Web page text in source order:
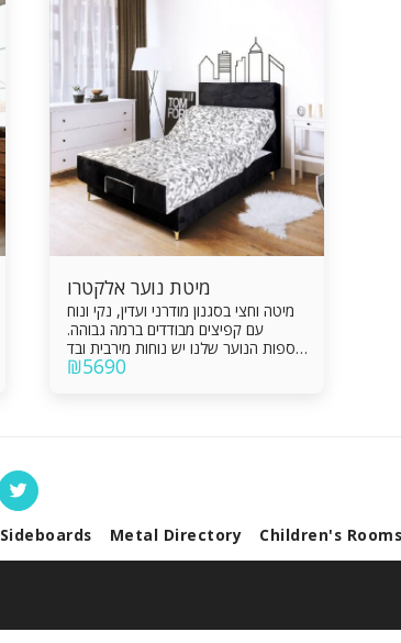
מיטת נוער אלקטרו
מיטה וחצי בסגנון מודרני ועדין, נקי ונוח
עם קפיצים מבודדים ברמה גבוהה.
לספות הנוער שלנו יש נוחות מירבית ובד
נעים. ראש המיטה ניתן לשינוי גובה.
₪5690
Sideboards Metal Directory Children's Rooms